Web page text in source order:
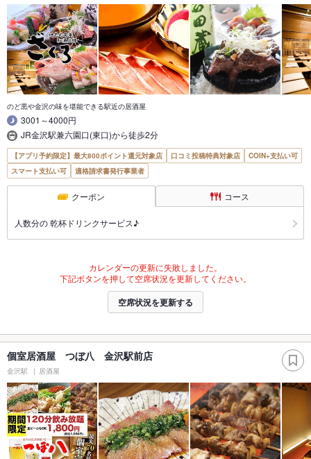
のど黒や金沢の味を堪能できる駅近の居酒屋
3001～4000円
JR金沢駅兼六園口(東口)から徒歩2分
【アプリ予約限定】最大800ポイント還元対象店 口コミ投稿特典対象店
COIN+支払い可
スマート支払い可
適格請求書発行事業者
クーポン コース
人数分の 乾杯ドリンクサービス♪
カレンダーの更新に失敗しました。
下記ボタンを押して空席状況を更新してください。
空席状況を更新する
個室居酒屋 つぼ八 金沢駅前店
金沢駅 居酒屋